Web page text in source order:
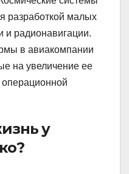
разработкой малых
и радионавигации.
в авиакомпании
на увеличение ее
операционной
у